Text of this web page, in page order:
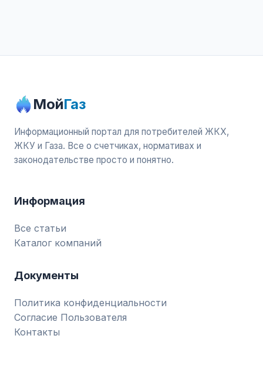
МойГаз
Информационный портал для потребителей ЖКХ,
ЖКУ и Газа. Все о счетчиках, нормативах и
законодательстве просто и понятно.
Информация
Все статьи
Каталог компаний
Документы
Политика конфиденциальности
Согласие Пользователя
Контакты